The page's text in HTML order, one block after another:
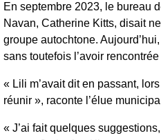
En septembre 2023, le bureau
Navan, Catherine Kitts, disait
groupe autochtone.
sans toutefois l’avoir
« Lili m’avait dit en passant,
réunir », raconte l’élue
« J’ai fait quelques